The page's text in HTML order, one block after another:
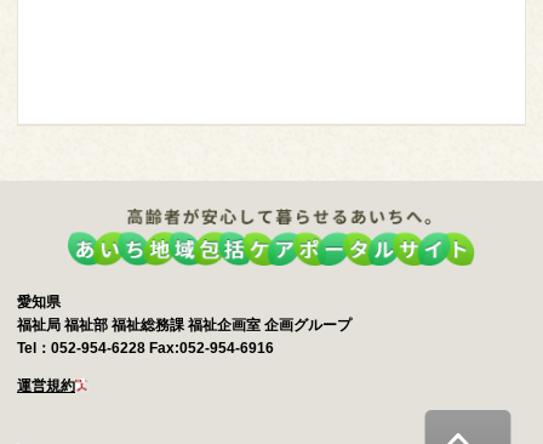
愛知県
福祉局 福祉部 福祉総務課 福祉企画室 企画グループ
Tel：052-954-6228 Fax:052-954-6916
運営規約